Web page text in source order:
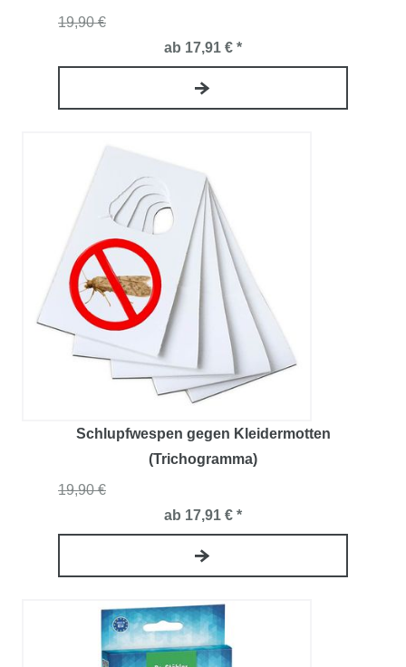
19,90 €
ab 17,91 € *
Schlupfwespen gegen Kleidermotten
(Trichogramma)
19,90 €
ab 17,91 € *